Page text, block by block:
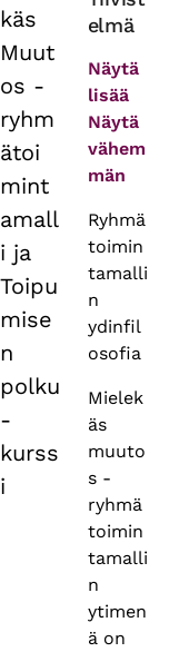
tabs
käs
Muut
os -
ryhm
ätoi
mint
amall
i ja
Toipu
mise
n
polku
-
kurss
i
elmä
Näytä
lisää
Näytä
vähem
män
Ryhmä
toimin
tamalli
n
ydinfil
osofia
Mielek
äs
muuto
s -
ryhmä
toimin
tamalli
n
ytimen
ä on